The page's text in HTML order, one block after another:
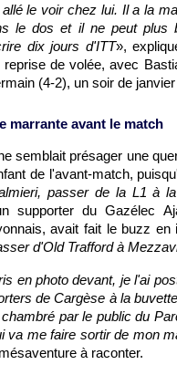
le voir chez lui. Il a la
le dos et il ne peut plus
dix jours d'ITT»,
reprise de volée, avec
(4-2), un soir de janvier
marrante avant le match
semblait présager une
de l'avant-match,
passer de la L1 à
supporter du Gazélec
avait fait le buzz
d'Old Trafford à
en photo devant, je l'ai
de Cargèse à la
par le public du
va me faire sortir de mon
à raconter.